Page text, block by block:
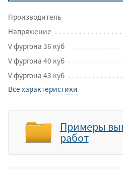
Производитель
Напряжение
V фургона 36 куб
V фургона 40 куб
V фургона 43 куб
Все характеристики
Примеры
работ